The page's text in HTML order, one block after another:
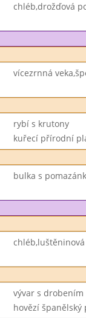
chléb,drožďová
vícezrnná
rybí s krutony
kuřecí přírodní
bulka s
vývar s drobením
hovězí španělský